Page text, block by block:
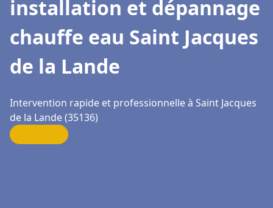
installation et dépannage
chauffe eau Saint Jacques
de la Lande
Intervention rapide et professionnelle à Saint Jacques
de la Lande (35136)